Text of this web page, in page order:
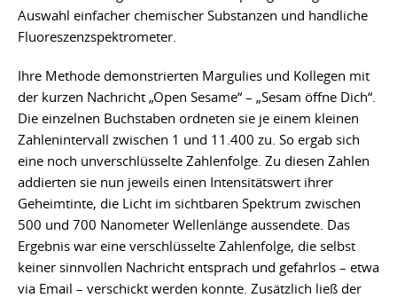
Auswahl einfacher chemischer Substanzen und handliche
Fluoreszenzspektrometer.
Ihre Methode demonstrierten Margulies und Kollegen mit
der kurzen Nachricht „Open Sesame“ – „Sesam öffne Dich“.
Die einzelnen Buchstaben ordneten sie je einem kleinen
Zahlenintervall zwischen 1 und 11.400 zu. So ergab sich
eine noch unverschlüsselte Zahlenfolge. Zu diesen Zahlen
addierten sie nun jeweils einen Intensitätswert ihrer
Geheimtinte, die Licht im sichtbaren Spektrum zwischen
500 und 700 Nanometer Wellenlänge aussendete. Das
Ergebnis war eine verschlüsselte Zahlenfolge, die selbst
keiner sinnvollen Nachricht entsprach und gefahrlos – etwa
via Email – verschickt werden konnte. Zusätzlich ließ der